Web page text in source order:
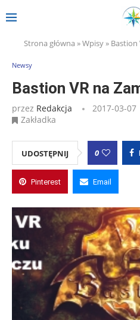
Strona główna »Wpisy» Bastion
Newsy
Bastion VR na
przez Redakcja 2017-03-07
Zakładka
UDOSTĘPNIJ 0
Pinterest Email